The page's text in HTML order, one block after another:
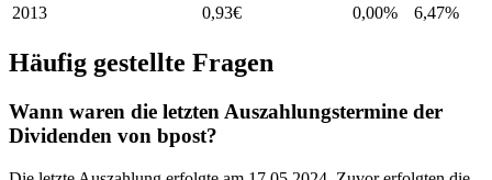
2013
0,93€ 0,00% 6,47%
Häufig gestellte Fragen
Wann waren die letzten Auszahlungstermine der
Dividenden von bpost?